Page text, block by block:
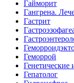
Гайморит
Гангрена.
Гастрит
Геморрой
Генетические
Гепатолог